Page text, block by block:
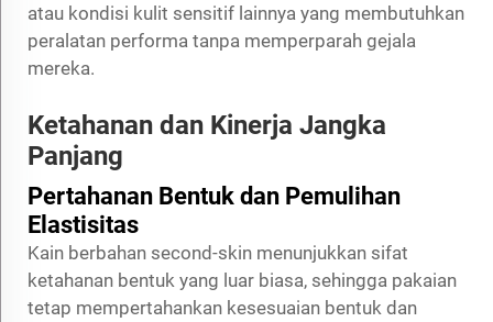
atau kondisi kulit sensitif lainnya yang membutuhkan
peralatan performa tanpa memperparah gejala
mereka.
Ketahanan dan Kinerja Jangka
Panjang
Pertahanan Bentuk dan Pemulihan
Elastisitas
Kain berbahan second-skin menunjukkan sifat
ketahanan bentuk yang luar biasa, sehingga pakaian
tetap mempertahankan kesesuaian bentuk dan